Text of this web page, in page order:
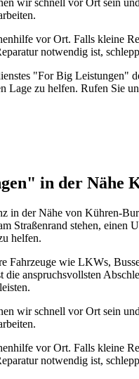
vor Ort. Falls kleine
notwendig ist,
"For Big
Lage zu helfen. Rufen Sie
in der Nähe
der Nähe von Kühren-
Straßenrand stehen,
helfen.
Fahrzeuge wie LKWs,
anspruchsvollsten
wir schnell vor Ort sein
vor Ort. Falls kleine
notwendig ist,